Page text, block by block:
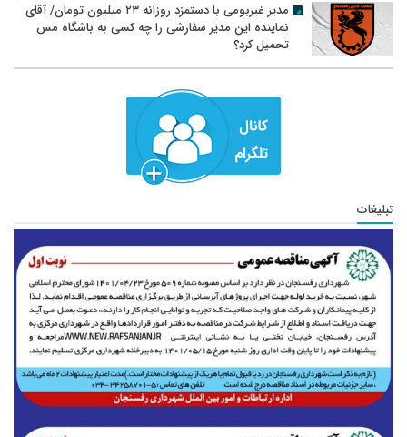
مدیر غیربومی با دستمزد روزانه ۲۳ میلیون تومان/ آقای
نماینده این مدیر سفارشی را چه کسی به باشگاه مس
تحمیل کرد؟
تبلیغات